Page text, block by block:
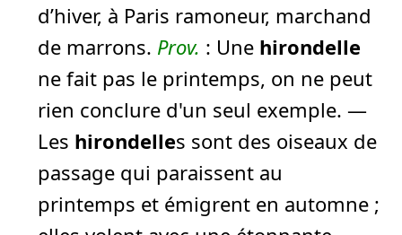
d’hiver, à Paris ramoneur, marchand
de marrons. Prov. : Une hirondelle
ne fait pas le printemps, on ne peut
rien conclure d'un seul exemple. —
Les hirondelles sont des oiseaux de
passage qui paraissent au
printemps et émigrent en automne ;